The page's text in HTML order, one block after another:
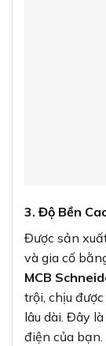
3. Độ Bền
Được sản
và gia cố
MCB
trội, chịu
lâu dài. Đây
điện của bạn.